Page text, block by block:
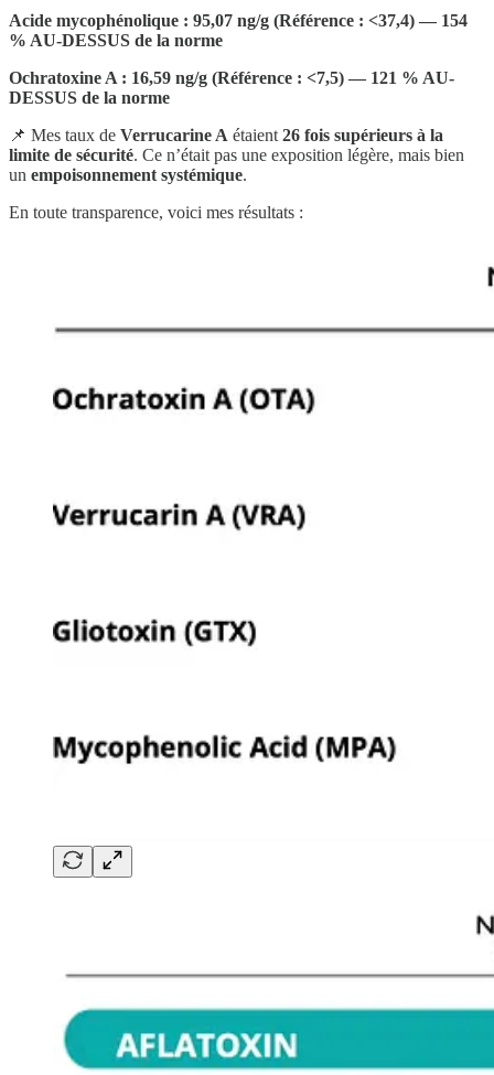
Acide mycophénolique : 95,07 ng/g (Référence : <37,4) — 154
% AU-DESSUS de la norme
Ochratoxine A : 16,59 ng/g (Référence : <7,5) — 121 % AU-
DESSUS de la norme
📌 Mes taux de Verrucarine A étaient 26 fois supérieurs à la
limite de sécurité. Ce n’était pas une exposition légère, mais bien
un empoisonnement systémique.
En toute transparence, voici mes résultats :